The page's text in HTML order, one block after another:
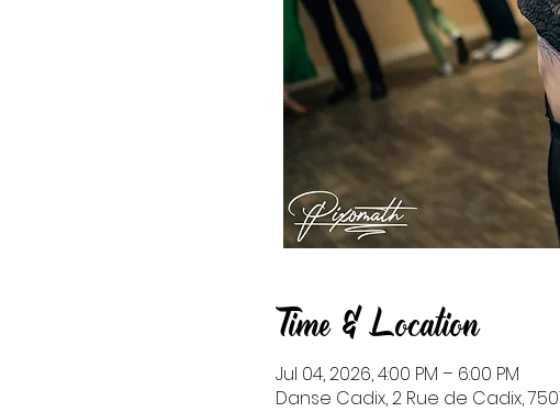
Time & Location
Jul 04, 2026, 4:00 PM – 6:00 PM
Danse Cadix, 2 Rue de Cadix,